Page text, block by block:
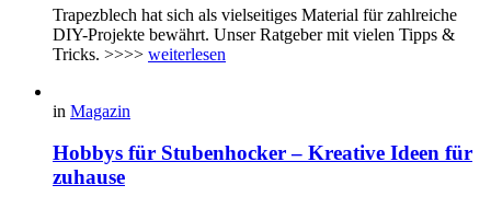
Trapezblech hat sich als vielseitiges Material für zahlreiche
DIY-Projekte bewährt. Unser Ratgeber mit vielen Tipps &
Tricks. >>>> weiterlesen
in Magazin
Hobbys für Stubenhocker – Kreative Ideen für
zuhause